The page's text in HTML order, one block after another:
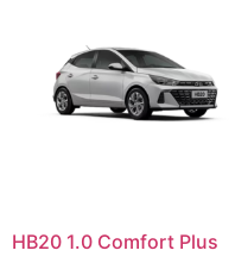
HB20 1.0 Comfort Plus